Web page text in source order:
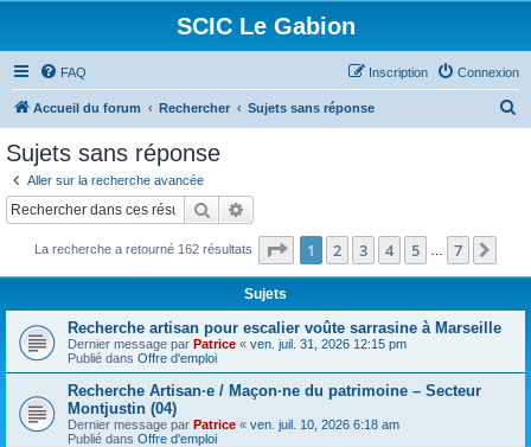
SCIC Le Gabion
FAQ Connexion
Inscription
Accueil du forum Rechercher Sujets sans réponse
c
Sujets sans réponse
Aller sur la recherche avancée
Rechercher
La recherche a retourné 162 résultats Page 1sur7
1 2 3 4 5 7
Sujets
Recherche artisan pour escalier voûte sarrasine à Marseille
Dernier message par Patrice « ven. juil. 31, 2026 12:15 pm
Publié dans Offre d'emploi
Recherche Artisan·e / Maçon·ne du patrimoine – Secteur
Montjustin (04)
Dernier message par Patrice « ven. juil. 10, 2026 6:18 am
Publié dans Offre d'emploi